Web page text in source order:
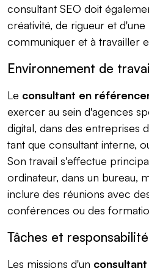
consultant SEO doit
créativité, de rigueur et
communiquer et à travailler
Environnement de
Le consultant en
exercer au sein d'agences
digital, dans des entreprises
tant que consultant interne,
Son travail s'effectue
ordinateur, dans un bureau,
inclure des réunions avec
conférences ou des
Tâches et
Les missions d'un consultant